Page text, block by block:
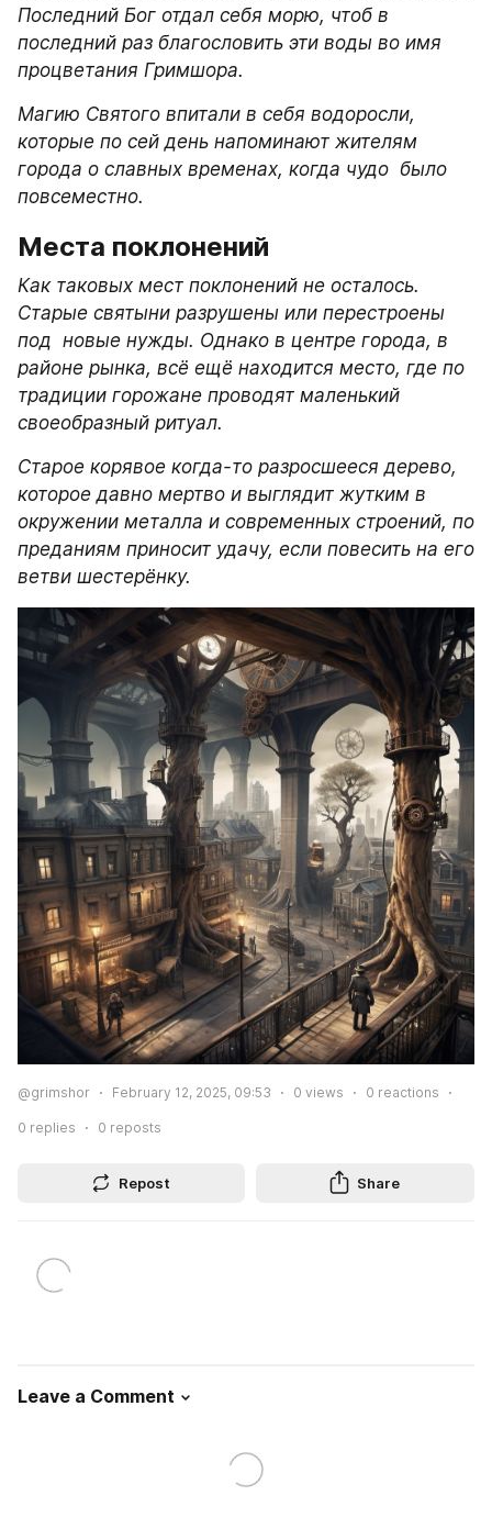
Последний Бог отдал себя морю, чтоб в
последний раз благословить эти воды во имя
процветания Гримшора.
Магию Святого впитали в себя водоросли,
которые по сей день напоминают жителям
города о славных временах, когда чудо  было
повсеместно.
Места поклонений
Как таковых мест поклонений не осталось.
Старые святыни разрушены или перестроены
под  новые нужды. Однако в центре города, в
районе рынка, всё ещё находится место, где по
традиции горожане проводят маленький
своеобразный ритуал.
Старое корявое когда-то разросшееся дерево,
которое давно мертво и выглядит жутким в
окружении металла и современных строений, по
преданиям приносит удачу, если повесить на его
ветви шестерёнку.
@grimshor February 12, 2025, 09:53 0 views 0 reactions
0 replies 0 reposts
Repost Share
Leave a Comment